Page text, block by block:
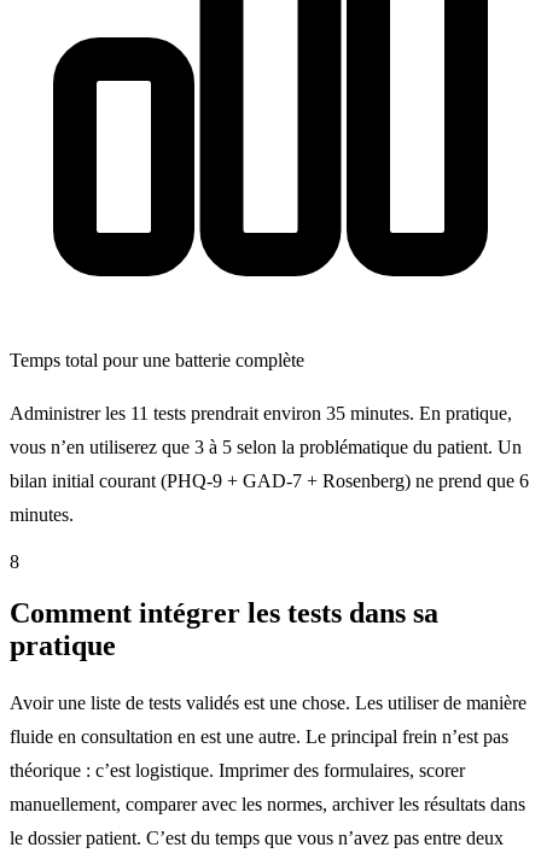
Temps total pour une batterie complète
Administrer les 11 tests prendrait environ 35 minutes. En pratique,
vous n’en utiliserez que 3 à 5 selon la problématique du patient. Un
bilan initial courant (PHQ-9 + GAD-7 + Rosenberg) ne prend que 6
minutes.
8
Comment intégrer les tests dans sa
pratique
Avoir une liste de tests validés est une chose. Les utiliser de manière
fluide en consultation en est une autre. Le principal frein n’est pas
théorique : c’est logistique. Imprimer des formulaires, scorer
manuellement, comparer avec les normes, archiver les résultats dans
le dossier patient. C’est du temps que vous n’avez pas entre deux